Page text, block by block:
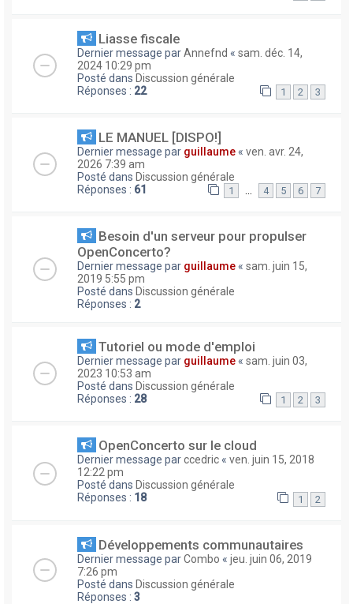
Liasse fiscale
Dernier message parAnnefnd « sam. déc. 14,
2024 10:29 pm
Posté dans Discussion générale
Réponses : 22 1 2 3
LE MANUEL [DISPO!]
Dernier message par guillaume « ven. avr. 24,
2026 7:39 am
Posté dans Discussion générale
Réponses : 61 1 … 4 5 6 7
Besoin d'un serveur pour propulser
OpenConcerto?
Dernier message par guillaume « sam. juin 15,
2019 5:55 pm
Posté dans Discussion générale
Réponses : 2
Tutoriel ou mode d'emploi
Dernier message par guillaume « sam. juin 03,
2023 10:53 am
Posté dans Discussion générale
Réponses : 28 1 2 3
OpenConcerto sur le cloud
Dernier message parccedric « ven. juin 15, 2018
12:22 pm
Posté dans Discussion générale
Réponses : 18 1 2
Développements communautaires
Dernier message parCombo « jeu. juin 06, 2019
7:26 pm
Posté dans Discussion générale
Réponses : 3